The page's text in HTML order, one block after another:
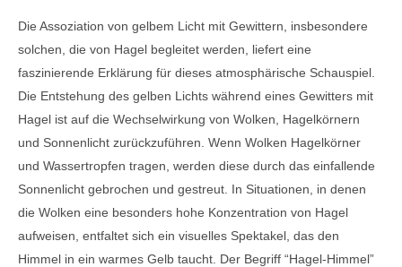
Die Assoziation von gelbem Licht mit Gewittern, insbesondere
solchen, die von Hagel begleitet werden, liefert eine
faszinierende Erklärung für dieses atmosphärische Schauspiel.
Die Entstehung des gelben Lichts während eines Gewitters mit
Hagel ist auf die Wechselwirkung von Wolken, Hagelkörnern
und Sonnenlicht zurückzuführen. Wenn Wolken Hagelkörner
und Wassertropfen tragen, werden diese durch das einfallende
Sonnenlicht gebrochen und gestreut. In Situationen, in denen
die Wolken eine besonders hohe Konzentration von Hagel
aufweisen, entfaltet sich ein visuelles Spektakel, das den
Himmel in ein warmes Gelb taucht. Der Begriff “Hagel-Himmel”